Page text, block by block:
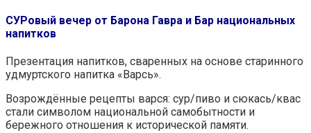
СУРовый вечер от Барона Гавра и Бар национальных
напитков
Презентация напитков, сваренных на основе старинного
удмуртского напитка «Варсь».
Возрождённые рецепты варся: сур/пиво и сюкась/квас
стали символом национальной самобытности и
бережного отношения к исторической памяти.